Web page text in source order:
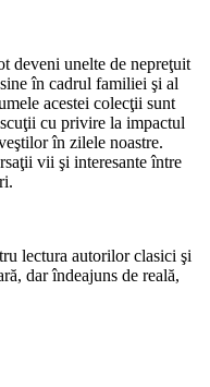
deveni unelte de nepreţuit
în cadrul familiei şi al
acestei colecţii sunt
cu privire la impactul
în zilele noastre.
vii şi interesante între
lectura autorilor clasici şi
dar îndeajuns de reală,